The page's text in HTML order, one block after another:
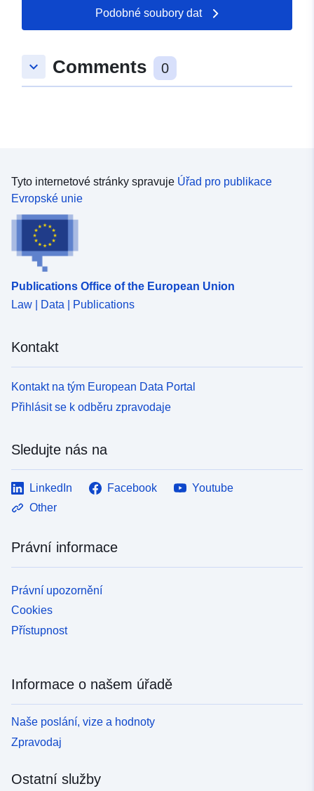
Typ: Polygon
uriRef:
http://data.europa.eu/88u/dataset/
729e-1a3c-e81b-ec54a0ee50f1
Podobné soubory dat
keyboard_arrow_down Comments 0
Tyto internetové stránky spravuje Úřad pro publikace
Evropské unie
Publications Office of the European Union
Law | Data | Publications
Kontakt
Kontakt na tým European Data Portal
Přihlásit se k odběru zpravodaje
Sledujte nás na
LinkedIn Facebook
Youtube
Other
Právní informace
Právní upozornění
Cookies
Přístupnost
Informace o našem úřadě
Naše poslání, vize a hodnoty
Zpravodaj
Ostatní služby